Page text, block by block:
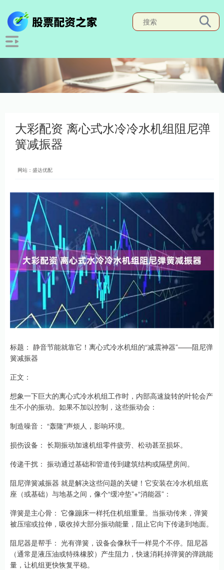
大彩配资 离心式水冷冷水机组阻尼弹
簧减振器
网站：盛达优配
标题： 静音节能就靠它！离心式冷水机组的“减震神器”——阻尼弹
簧减振器
正文：
想象一下巨大的离心式冷水机组工作时，内部高速旋转的叶轮会产
生不小的振动。如果不加以控制，这些振动会：
制造噪音： “轰隆”声烦人，影响环境。
损伤设备： 长期振动加速机组零件疲劳、松动甚至损坏。
传递干扰： 振动通过基础和管道传到建筑结构或隔壁房间。
阻尼弹簧减振器 就是解决这些问题的关键！它安装在冷水机组底
座（或基础）与地基之间，像个“缓冲垫”+“消能器”：
弹簧是主心骨： 它像蹦床一样托住机组重量。当振动传来，弹簧
被压缩或拉伸，吸收掉大部分振动能量，阻止它向下传递到地面。
阻尼器是帮手： 光有弹簧，设备会像秋千一样晃个不停。阻尼器
（通常是液压油或特殊橡胶）产生阻力，快速消耗掉弹簧的弹跳能
量，让机组更快恢复平稳。